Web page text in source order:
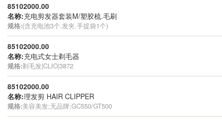
85102000.00
名称:充电剪发器套装M/塑胶梳.毛刷
规格:(含充电池3个.发夹.手提袋1个)
85102000.00
名称:充电式女士剃毛器
规格:剃毛发|CLIO|3872
85102000.00
名称:理发剪 HAIR CLIPPER
规格:美容美发;无品牌;GC550/GT500